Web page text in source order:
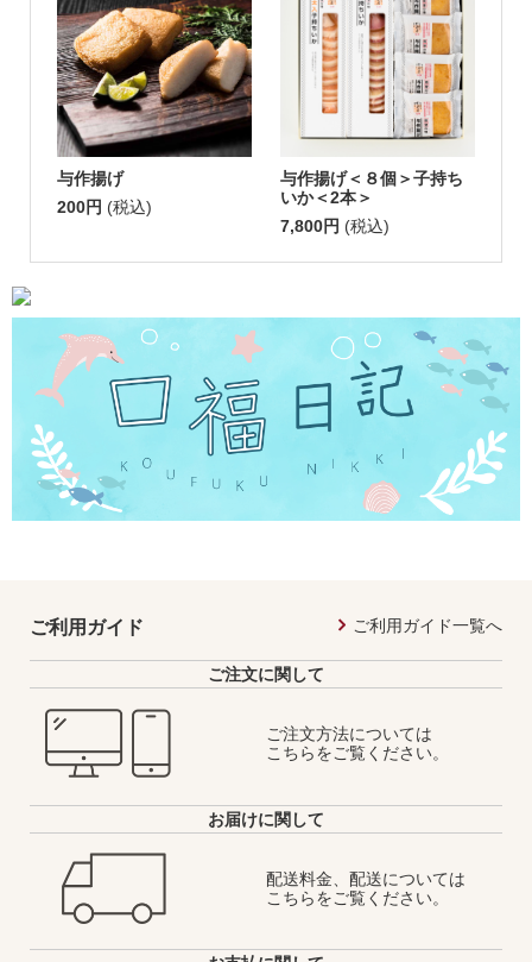
与作揚げ
200円 (税込)
与作揚げ＜８個＞子持ち
いか＜2本＞
7,800円 (税込)
ご利用ガイド ご利用ガイド一覧へ
ご注文に関して
ご注文方法については
こちらをご覧ください。
お届けに関して
配送料金、配送については
こちらをご覧ください。